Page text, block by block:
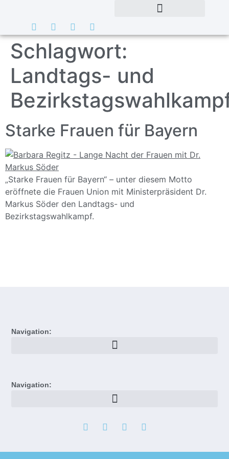
Schlagwort:
Landtags- und
Starke Frauen für Bayern
„Starke Frauen für Bayern“ – unter diesem Motto
eröffnete die Frauen Union mit Ministerpräsident Dr.
Markus Söder den Landtags- und
Bezirkstagswahlkampf.
Navigation:
Navigation: